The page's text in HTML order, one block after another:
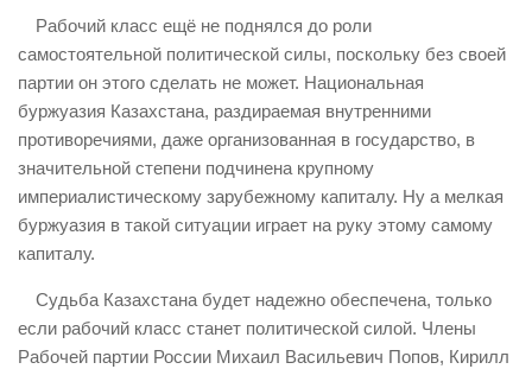
Рабочий класс ещё не поднялся до роли
самостоятельной политической силы, поскольку без своей
партии он этого сделать не может. Национальная
буржуазия Казахстана, раздираемая внутренними
противоречиями, даже организованная в государство, в
значительной степени подчинена крупному
империалистическому зарубежному капиталу. Ну а мелкая
буржуазия в такой ситуации играет на руку этому самому
капиталу.
Судьба Казахстана будет надежно обеспечена, только
если рабочий класс станет политической силой. Члены
Рабочей партии России Михаил Васильевич Попов, Кирилл